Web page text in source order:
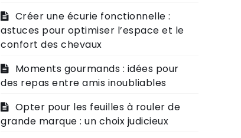
Créer une écurie fonctionnelle :
astuces pour optimiser l’espace et le
confort des chevaux
Moments gourmands : idées pour
des repas entre amis inoubliables
Opter pour les feuilles à rouler de
grande marque : un choix judicieux